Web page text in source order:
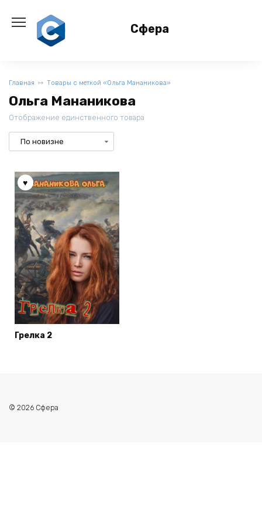
содержанию
Сфера
Главная Товары с меткой «Ольга Мананикова»
Ольга Мананикова
Отображение единственного товара
Грелка 2
© 2026 Сфера